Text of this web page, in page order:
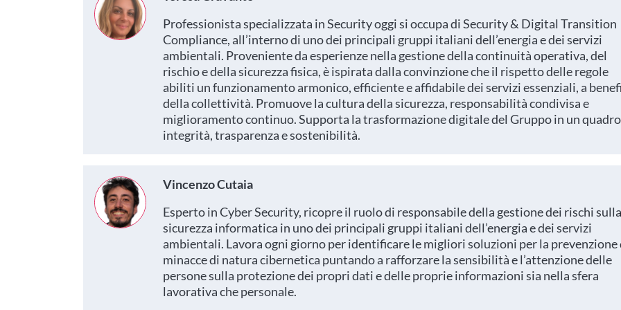
Professionista specializzata in Security oggi si occupa di Security & Digital Transition
Compliance, all’interno di uno dei principali gruppi italiani dell’energia e dei servizi
ambientali. Proveniente da esperienze nella gestione della continuità operativa, del
rischio e della sicurezza fisica, è ispirata dalla convinzione che il rispetto delle regole
abiliti un funzionamento armonico, efficiente e affidabile dei servizi essenziali, a
della collettività. Promuove la cultura della sicurezza, responsabilità condivisa e
miglioramento continuo. Supporta la trasformazione digitale del Gruppo in un
integrità, trasparenza e sostenibilità.
Vincenzo Cutaia
Esperto in Cyber Security, ricopre il ruolo di responsabile della gestione dei rischi sulla
sicurezza informatica in uno dei principali gruppi italiani dell’energia e dei servizi
ambientali. Lavora ogni giorno per identificare le migliori soluzioni per la prevenzione
minacce di natura cibernetica puntando a rafforzare la sensibilità e l’attenzione delle
persone sulla protezione dei propri dati e delle proprie informazioni sia nella sfera
lavorativa che personale.